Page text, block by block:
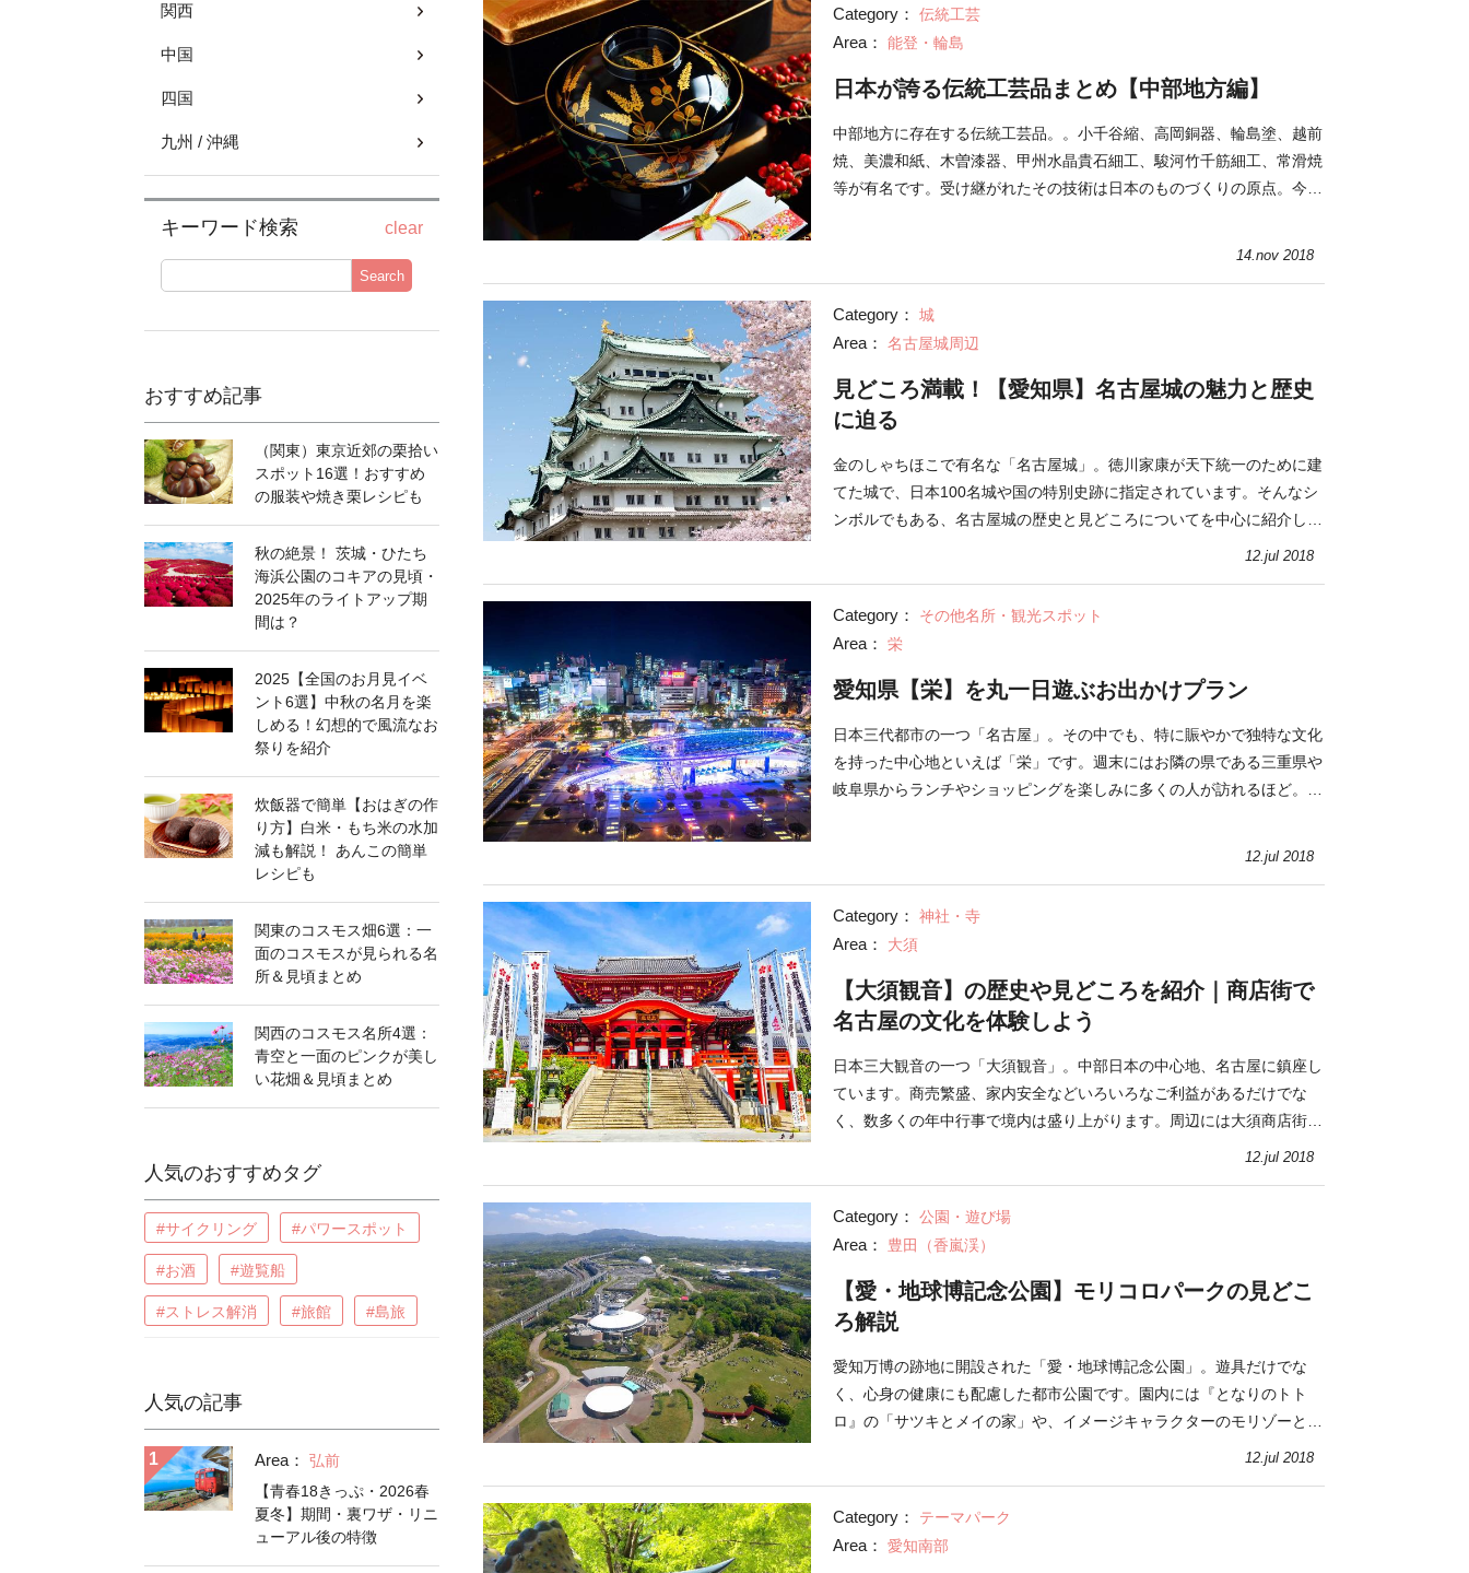
関西
中国
四国
九州 / 沖縄
キーワード検索 clear
Search
おすすめ記事
（関東）東京近郊の栗拾い
スポット16選！おすすめ
の服装や焼き栗レシピも
秋の絶景！ 茨城・ひたち
海浜公園のコキアの見頃・
2025年のライトアップ期
間は？
2025【全国のお月見イベ
ント6選】中秋の名月を楽
しめる！幻想的で風流なお
祭りを紹介
炊飯器で簡単【おはぎの作
り方】白米・もち米の水加
減も解説！ あんこの簡単
レシピも
関東のコスモス畑6選：一
面のコスモスが見られる名
所＆見頃まとめ
関西のコスモス名所4選：
青空と一面のピンクが美し
い花畑＆見頃まとめ
人気のおすすめタグ
#サイクリング #パワースポット
#お酒 #遊覧船
#ストレス解消 #旅館 #島旅
人気の記事
Area：
弘前
【青春18きっぷ・2026春
夏冬】期間・裏ワザ・リニ
ューアル後の特徴
Category： 伝統工芸
Area： 能登・輪島
日本が誇る伝統工芸品まとめ【中部地方編】
中部地方に存在する伝統工芸品。。小千谷縮、高岡銅器、輪島塗、越前
焼、美濃和紙、木曽漆器、甲州水晶貴石細工、駿河竹千筋細工、常滑焼
等が有名です。受け継がれたその技術は日本のものづくりの原点。今回
14.nov 2018
Category： 城
Area： 名古屋城周辺
見どころ満載！【愛知県】名古屋城の魅力と歴史
に迫る
金のしゃちほこで有名な「名古屋城」。徳川家康が天下統一のために建
てた城で、日本100名城や国の特別史跡に指定されています。そんなシ
ンボルでもある、名古屋城の歴史と見どころについてを中心に紹介しま
12.jul 2018
Category： その他名所・観光スポット
Area： 栄
愛知県【栄】を丸一日遊ぶお出かけプラン
日本三代都市の一つ「名古屋」。その中でも、特に賑やかで独特な文化
を持った中心地といえば「栄」です。週末にはお隣の県である三重県や
岐阜県からランチやショッピングを楽しみに多くの人が訪れるほど。今
12.jul 2018
Category： 神社・寺
Area： 大須
【大須観音】の歴史や見どころを紹介｜商店街で
名古屋の文化を体験しよう
日本三大観音の一つ「大須観音」。中部日本の中心地、名古屋に鎮座し
ています。商売繁盛、家内安全などいろいろなご利益があるだけでな
く、数多くの年中行事で境内は盛り上がります。周辺には大須商店街が
12.jul 2018
Category： 公園・遊び場
Area： 豊田（香嵐渓）
【愛・地球博記念公園】モリコロパークの見どこ
ろ解説
愛知万博の跡地に開設された「愛・地球博記念公園」。遊具だけでな
く、心身の健康にも配慮した都市公園です。園内には『となりのトト
ロ』の「サツキとメイの家」や、イメージキャラクターのモリゾーとキ
ッコロのぬいぐるみも展示。子ども連れで楽しめる都市公園です。
12.jul 2018
Category： テーマパーク
Area： 愛知南部